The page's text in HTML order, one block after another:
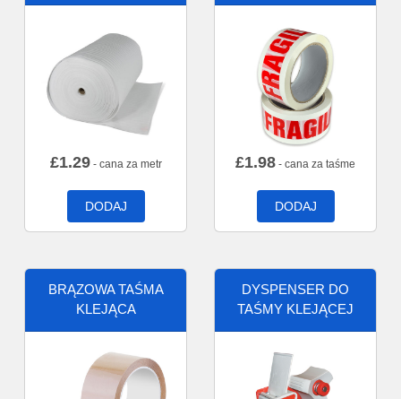
£1.29- cana za metr
DODAJ
£1.98 - cana za taśme
DODAJ
BRĄZOWA TAŚMA
KLEJĄCA
DYSPENSER DO
TAŚMY KLEJĄCEJ